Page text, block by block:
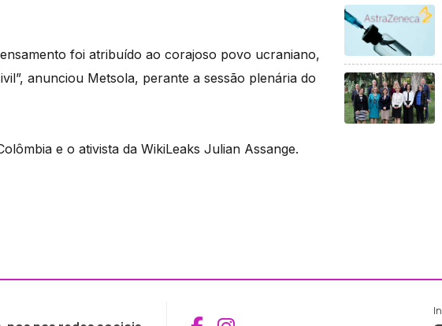
foi atribuído ao corajoso povo ucraniano,
anunciou Metsola, perante a sessão plenária do
e o ativista da WikiLeaks Julian Assange.